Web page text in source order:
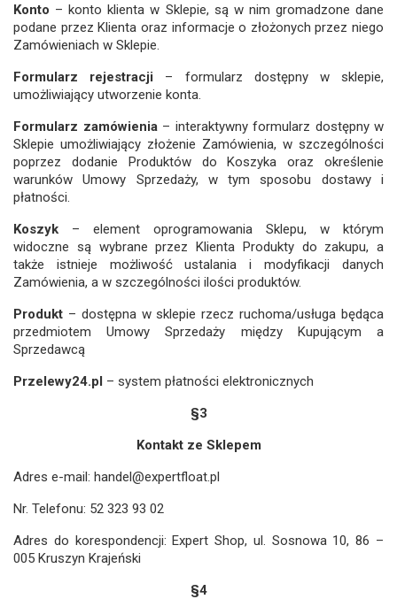
Konto – konto klienta w Sklepie, są w nim gromadzone dane
podane przez Klienta oraz informacje o złożonych przez niego
Zamówieniach w Sklepie.
Formularz rejestracji – formularz dostępny w sklepie,
umożliwiający utworzenie konta.
Formularz zamówienia– interaktywny formularz dostępny w
Sklepie umożliwiający złożenie Zamówienia, w szczególności
poprzez dodanie Produktów do Koszyka oraz określenie
warunków Umowy Sprzedaży, w tym sposobu dostawy i
płatności.
Koszyk – element oprogramowania Sklepu, w którym
widoczne są wybrane przez Klienta Produkty do zakupu, a
także istnieje możliwość ustalania i modyfikacji danych
Zamówienia, a w szczególności ilości produktów.
Produkt – dostępna w sklepie rzecz ruchoma/usługa będąca
przedmiotem Umowy Sprzedaży między Kupującym a
Sprzedawcą
Przelewy24.pl – system płatności elektronicznych
§3
Kontakt ze Sklepem
Adres e-mail: handel@expertfloat.pl
Nr. Telefonu: 52 323 93 02
Adres do korespondencji: Expert Shop, ul. Sosnowa 10, 86 –
005 Kruszyn Krajeński
§4